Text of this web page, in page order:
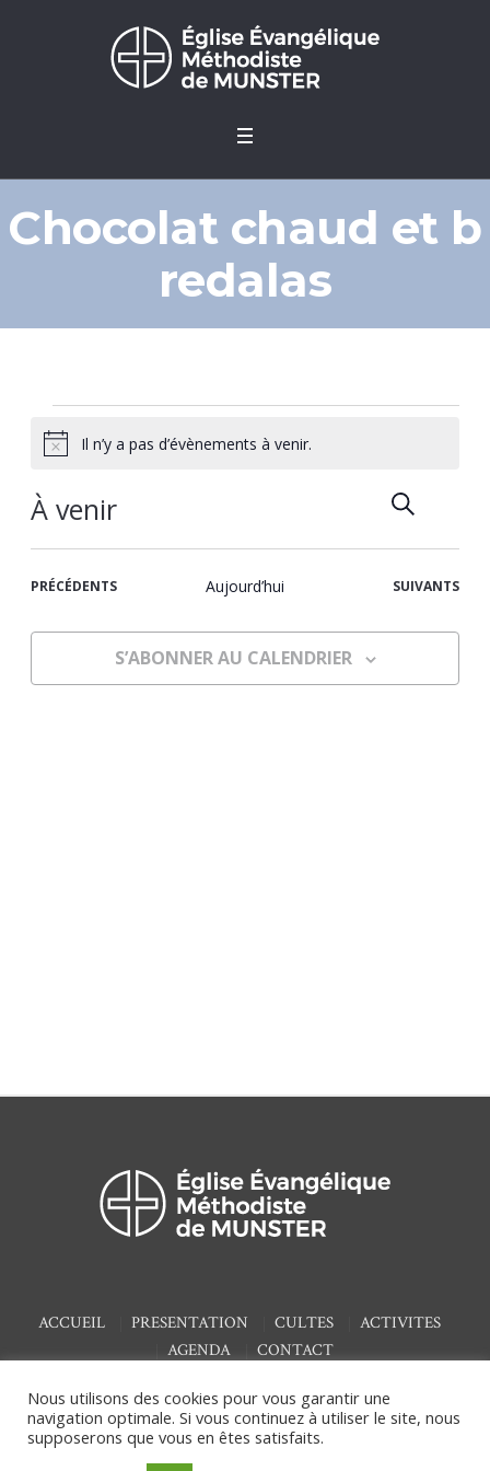
Chocolat chaud et b
redalas
Évènements
NoticeIl n’y a pas d’évènements à venir.
et
de
vues
À venir
Sélectionnez
date
ÉVÈNEMENTS
PRÉCÉDENTS Aujourd’hui ÉVÈNEMENTS
SUIVANTS
S’ABONNER AU CALENDRIER
ACCUEIL PRESENTATION CULTES
ACTIVITES
AGENDA
CONTACT
Mentions Légales & Politique de confidentialité
Nous utilisons des cookies pour vous garantir une
navigation optimale. Si vous continuez à utiliser le site, nous
supposerons que vous en êtes satisfaits.